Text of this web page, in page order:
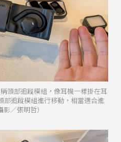
頭部追蹤模組，像耳機一樣掛在耳
部追蹤模組進行移動，相當適合進
／張明哲）